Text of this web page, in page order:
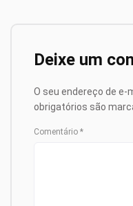
Deixe um
O seu endereço de e-
obrigatórios são
Comentário *